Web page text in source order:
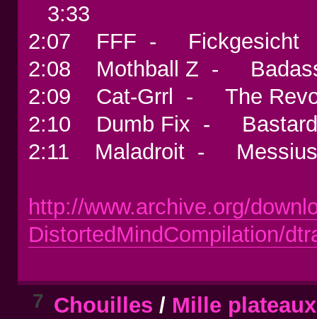
3:33
2:07 FFF -
2:08 Mothball Z -
2:09 Cat-Grrl - The
2:10 Dumb Fix -
2:11 Maladroit -
http://www.archive.org/
DistortedMindCompilation/
7 Chouilles / Mille